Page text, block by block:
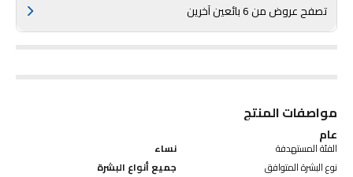
تصفح عروض من 6 بائعين آخرين
مواصفات المنتج
عام
الفئة المستهدفة
نساء
نوع البشرة المتوافق
جميع أنواع البشرة